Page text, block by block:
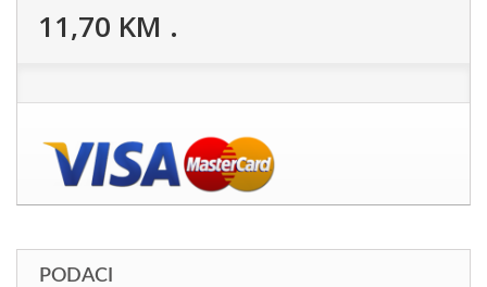
11,70 KM .
PODACI